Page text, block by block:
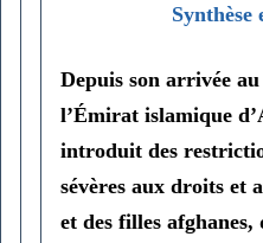
Synthèse
Depuis son arrivée
l’Émirat islamique
introduit des
sévères aux droits et
et des filles afghanes,